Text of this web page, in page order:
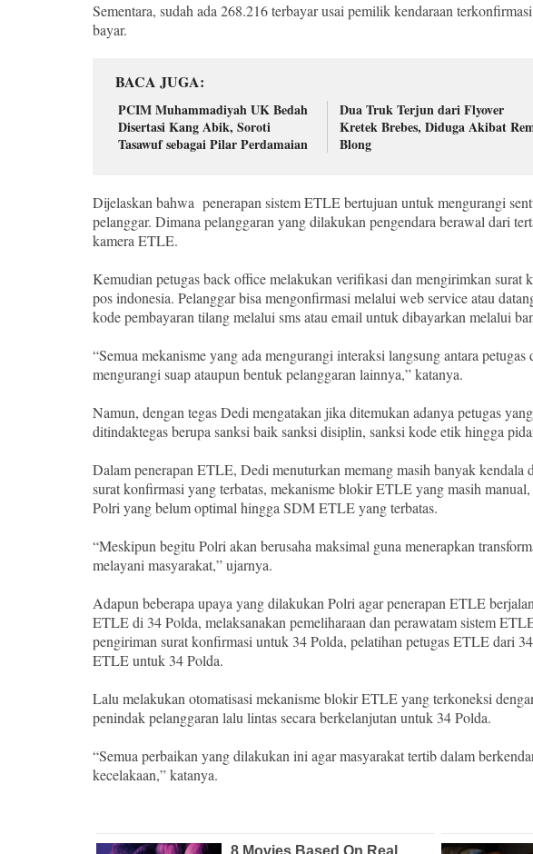
Sementara, sudah ada 268.216 terbayar usai pemilik kendaraan
bayar.
BACA JUGA
PCIM Muhammadiyah UK Bedah
Disertasi Kang Abik, Soroti
Tasawuf sebagai Pilar Perdamaian
Dua Truk Terjun dari Flyover
Kretek Brebes, Diduga Akibat
Blong
Dijelaskan bahwa penerapan sistem ETLE bertujuan untuk mengurangi
pelanggar. Dimana pelanggaran yang dilakukan pengendara berawal dari
kamera ETLE.
Kemudian petugas back office melakukan verifikasi dan mengirimkan surat
pos indonesia. Pelanggar bisa mengonfirmasi melalui web service atau
kode pembayaran tilang melalui sms atau email untuk dibayarkan melalui
“Semua mekanisme yang ada mengurangi interaksi langsung antara
mengurangi suap ataupun bentuk pelanggaran lainnya,” katanya.
Namun, dengan tegas Dedi mengatakan jika ditemukan adanya petugas
ditindaktegas berupa sanksi baik sanksi disiplin, sanksi kode etik hingga
Dalam penerapan ETLE, Dedi menuturkan memang masih banyak kendala
surat konfirmasi yang terbatas, mekanisme blokir ETLE yang masih
Polri yang belum optimal hingga SDM ETLE yang terbatas.
“Meskipun begitu Polri akan berusaha maksimal guna menerapkan
melayani masyarakat,” ujarnya.
Adapun beberapa upaya yang dilakukan Polri agar penerapan ETLE
ETLE di 34 Polda, melaksanakan pemeliharaan dan perawatam sistem
pengiriman surat konfirmasi untuk 34 Polda, pelatihan petugas ETLE dari
ETLE untuk 34 Polda.
Lalu melakukan otomatisasi mekanisme blokir ETLE yang terkoneksi
penindak pelanggaran lalu lintas secara berkelanjutan untuk 34 Polda.
“Semua perbaikan yang dilakukan ini agar masyarakat tertib dalam
kecelakaan,” katanya.